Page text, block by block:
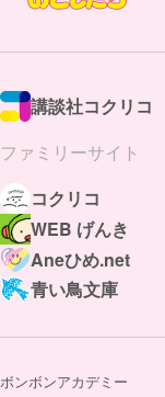
講談社コクリコ
ファミリーサイト
コクリコ
WEB げんき
Aneひめ.net
青い鳥文庫
ボンボンアカデミー